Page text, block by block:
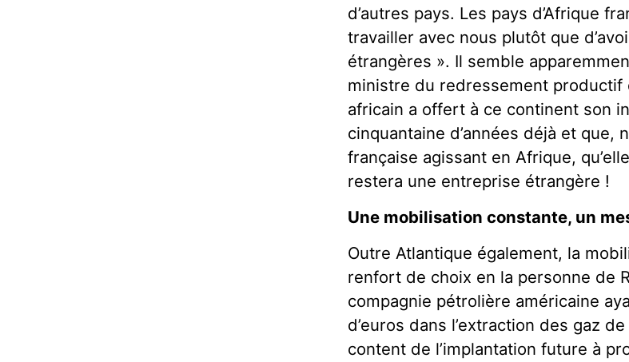
d’autres pays. Les pays d’Afrique
travailler avec nous plutôt que
étrangères ». Il semble
ministre du redressement
africain a offert à ce continent son
cinquantaine d’années déjà et que,
française agissant en Afrique,
restera une entreprise étrangère !
Une mobilisation constante, un
Outre Atlantique également, la
renfort de choix en la personne de
compagnie pétrolière américaine
d’euros dans l’extraction des gaz
content de l’implantation future à